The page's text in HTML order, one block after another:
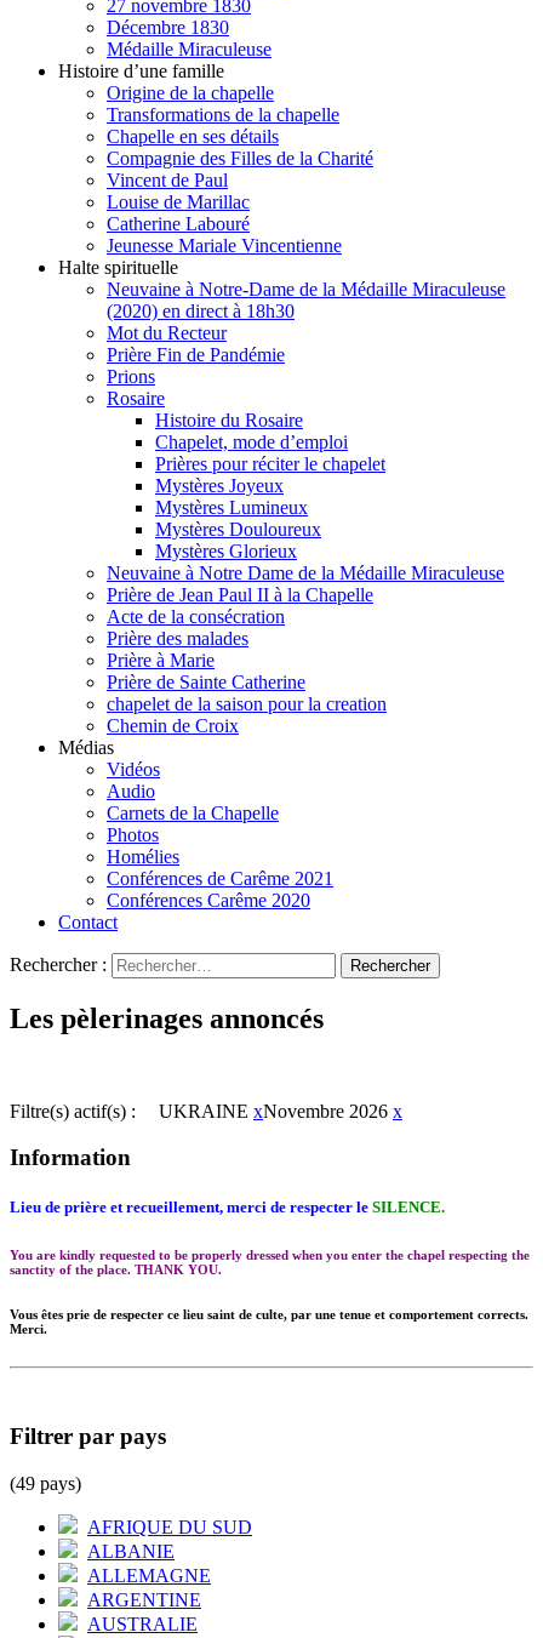
27 novembre 1830
Décembre 1830
Médaille Miraculeuse
Histoire d’une famille
Origine de la chapelle
Transformations de la chapelle
Chapelle en ses détails
Compagnie des Filles de la Charité
Vincent de Paul
Louise de Marillac
Catherine Labouré
Jeunesse Mariale Vincentienne
Halte spirituelle
Neuvaine à Notre-Dame de la Médaille Miraculeuse
(2020) en direct à 18h30
Mot du Recteur
Prière Fin de Pandémie
Prions
Rosaire
Histoire du Rosaire
Chapelet, mode d’emploi
Prières pour réciter le chapelet
Mystères Joyeux
Mystères Lumineux
Mystères Douloureux
Mystères Glorieux
Neuvaine à Notre Dame de la Médaille Miraculeuse
Prière de Jean Paul II à la Chapelle
Acte de la consécration
Prière des malades
Prière à Marie
Prière de Sainte Catherine
chapelet de la saison pour la creation
Chemin de Croix
Médias
Vidéos
Audio
Carnets de la Chapelle
Photos
Homélies
Conférences de Carême 2021
Conférences Carême 2020
Contact
Rechercher :
Les pèlerinages annoncés
Filtre(s) actif(s) : UKRAINE xNovembre 2026 x
Information
Lieu de prière et recueillement, merci de respecter le SILENCE.
You are kindly requested to be properly dressed when you enter the chapel respecting the
sanctity of the place. THANK YOU.
Vous êtes prie de respecter ce lieu saint de culte, par une tenue et comportement corrects.
Merci.
Filtrer par pays
(49 pays)
AFRIQUE DU SUD
ALBANIE
ALLEMAGNE
ARGENTINE
AUSTRALIE